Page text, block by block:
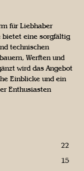
für Liebhaber
bietet eine sorgfältig
technischen
Werften und
wird das Angebot
Einblicke und ein
Enthusiasten
22
15